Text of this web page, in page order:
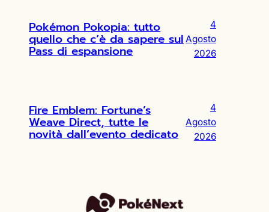
Pokémon Pokopia: tutto
quello che c’è da sapere sul
Pass di espansione
4
Agosto
2026
Fire Emblem: Fortune’s
Weave Direct, tutte le
novità dall’evento dedicato
4
Agosto
2026